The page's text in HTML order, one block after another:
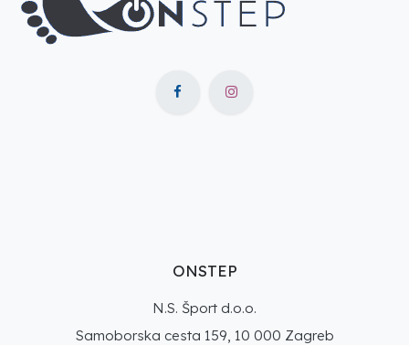
ONSTEP
N.S. Šport d.o.o.
Samoborska cesta 159, 10 000 Zagreb